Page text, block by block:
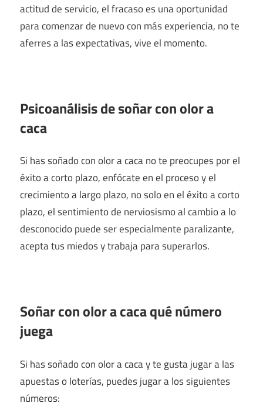
actitud de servicio, el fracaso es una oportunidad
para comenzar de nuevo con más experiencia, no te
aferres a las expectativas, vive el momento.
Psicoanálisis de soñar con olor a
caca
Si has soñado con olor a caca no te preocupes por el
éxito a corto plazo, enfócate en el proceso y el
crecimiento a largo plazo, no solo en el éxito a corto
plazo, el sentimiento de nerviosismo al cambio a lo
desconocido puede ser especialmente paralizante,
acepta tus miedos y trabaja para superarlos.
Soñar con olor a caca qué número
juega
Si has soñado con olor a caca y te gusta jugar a las
apuestas o loterías, puedes jugar a los siguientes
números: